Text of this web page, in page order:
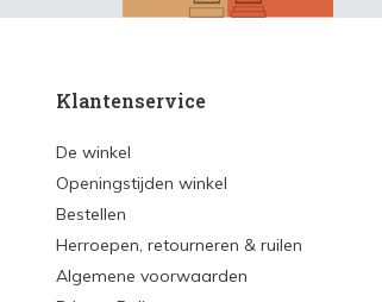
Klantenservice
De winkel
Openingstijden winkel
Bestellen
Herroepen, retourneren & ruilen
Algemene voorwaarden